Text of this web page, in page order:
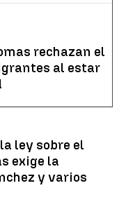
rechazan el
al estar
ley sobre el
exige la
y varios